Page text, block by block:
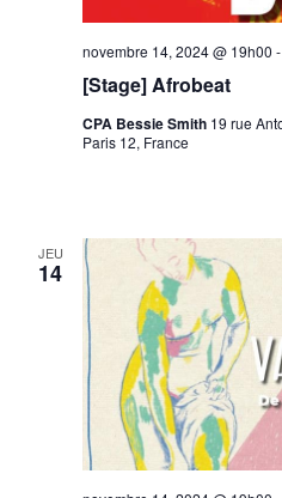
[Stage] Afrobeat
novembre 14, 2024 @ 19h00
CPA Bessie Smith 19 rue
Paris 12, France
JEU
14